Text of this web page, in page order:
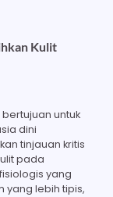
Kulit
untuk
dini
tinjauan kritis
pada
yang
yang lebih tipis,